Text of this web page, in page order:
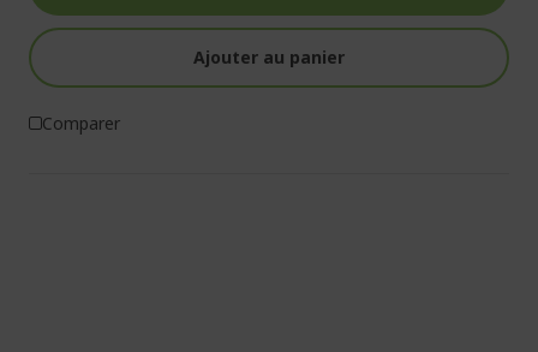
Ajouter au panier
Comparer